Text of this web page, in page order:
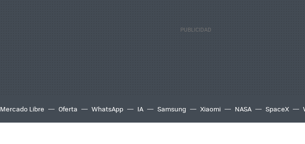
Mercado Libre Oferta WhatsApp IA Samsung Xiaomi NASA SpaceX